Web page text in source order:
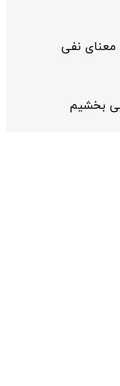
نفی
بخشیم